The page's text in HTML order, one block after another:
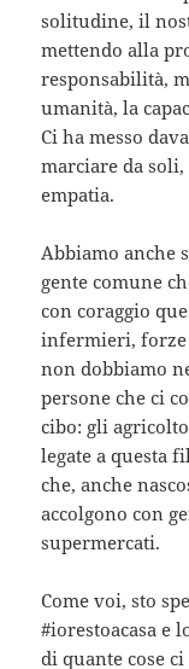
solitudine, il
mettendo alla
responsabilità,
umanità, la
Ci ha messo
marciare da
empatia.
Abbiamo anche
gente comune
con coraggio
infermieri, forze
non dobbiamo
persone che ci
cibo: gli
legate a questa
che, anche
accolgono con
supermercati.
Come voi, sto
#iorestoacasa e
di quante cose